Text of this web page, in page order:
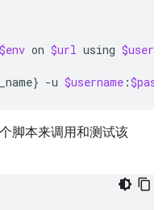
$env on $url using
} -u $username :
脚本来调用和测试该